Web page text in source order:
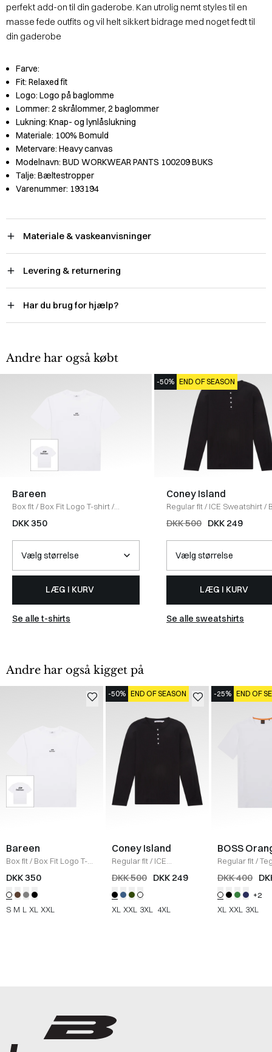
perfekt add-on til din gaderobe. Kan utrolig nemt styles til en
masse fede outfits og vil helt sikkert bidrage med noget fedt til
din gaderobe
Farve:
Fit: Relaxed fit
Logo: Logo på baglomme
Lommer: 2 skrålommer, 2 baglommer
Lukning: Knap- og lynlåslukning
Materiale: 100% Bomuld
Metervare: Heavy canvas
Modelnavn: BUD WORKWEAR PANTS 100209 BUKS
Talje: Bæltestropper
Varenummer: 193194
Materiale & vaskeanvisninger
Levering & returnering
Har du brug for hjælp?
Andre har også købt
Bareen
Box fit/ Box Fit Logo T-shirt/
WHITE
DKK 350
LÆG I KURV
Se alle t-shirts
-50% END OF SEASON
Coney Island
Regular fit/ ICE Sweatshirt/
DKK 500 DKK 249
LÆG I KURV
Se alle sweatshirts
Andre har også kigget på
Bareen
Box fit/ Box Fit Logo T-
shirt /WHITE
DKK 350
S M L XL XXL
-50% END OF SEASON
Coney Island
Regular fit/ ICE
Sweatshirt
/BLACK
DKK 500 DKK 249
XL XXL 3XL 4XL
-25% END OF
BOSS
Regular fit/
Shirt
HVID
DKK 400
+2
XL XXL 3XL